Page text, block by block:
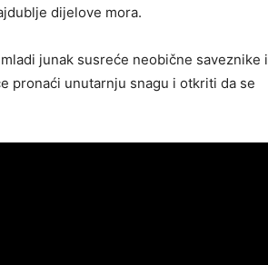
dijelove mora.
junak susreće neobične saveznike i
pronaći unutarnju snagu i otkriti da se